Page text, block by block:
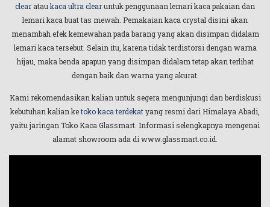
clear atau kaca ultra clearuntuk penggunaan lemari kaca pakaian dan
lemari kaca buat tas mewah. Pemakaian kaca crystal disini akan
menambah efek kemewahan pada barang yang akan disimpan didalam
lemari kaca tersebut. Selain itu, karena tidak terdistorsi dengan warna
hijau, maka benda apapun yang disimpan didalam tetap akan terlihat
dengan baik dan warna yang akurat.
Kami rekomendasikan kalian untuk segera mengunjungi dan berdiskusi
kebutuhan kalian ketoko kaca terdekatyang resmi dari Himalaya Abadi,
yaitu jaringan Toko Kaca Glassmart. Informasi selengkapnya mengenai
alamat showroom ada di www.glassmart.co.id.